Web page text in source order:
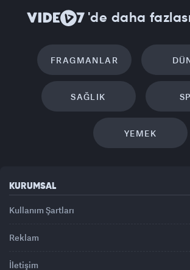
'de daha
FRAGMANLAR
SAĞLIK
YEMEK
KURUMSAL
Kullanım Şartları
Reklam
İletişim